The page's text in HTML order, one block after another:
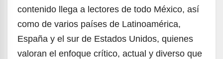
contenido llega a lectores de todo México, así
como de varios países de Latinoamérica,
España y el sur de Estados Unidos, quienes
valoran el enfoque crítico, actual y diverso que